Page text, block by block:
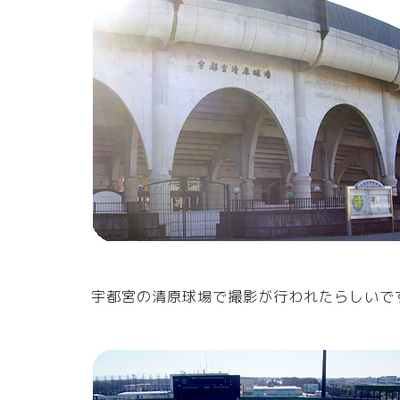
宇都宮の清原球場で撮影が行われたらしいで